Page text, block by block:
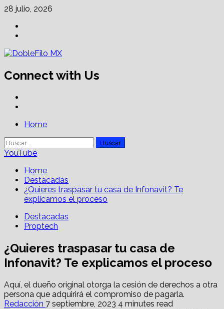
Skip
content
28 julio, 2026
Connect with Us
PrimaryHome
Buscar:
YouTube
Home
Destacadas
¿Quieres traspasar tu casa de Infonavit? Te
explicamos el proceso
Destacadas
Proptech
¿Quieres traspasar tu casa de
Infonavit? Te explicamos el proceso
Aquí, el dueño original otorga la cesión de derechos a otra
persona que adquirirá el compromiso de pagarla.
Redacción 7 septiembre, 2023 4 minutes read